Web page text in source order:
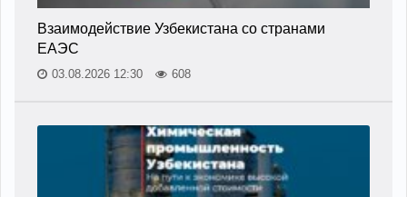
Взаимодействие Узбекистана со странами
ЕАЭС
03.08.2026 12:30 608